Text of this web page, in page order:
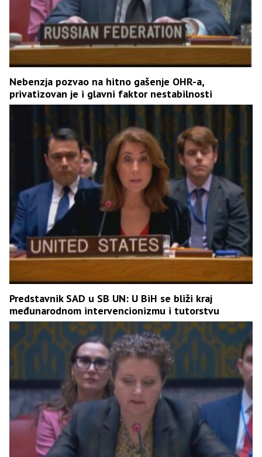
Nebenzja pozvao na hitno gašenje OHR-a,
privatizovan je i glavni faktor nestabilnosti
Predstavnik SAD u SB UN: U BiH se bliži kraj
međunarodnom intervencionizmu i tutorstvu